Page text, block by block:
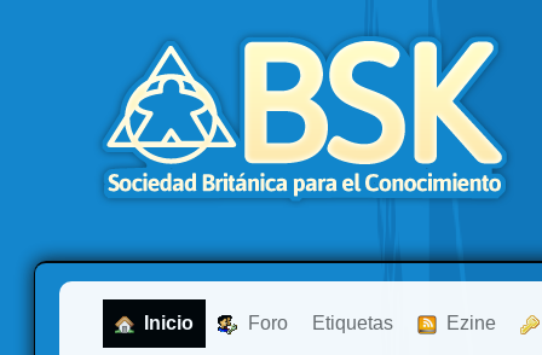
Inicio Foro Etiquetas Ezine